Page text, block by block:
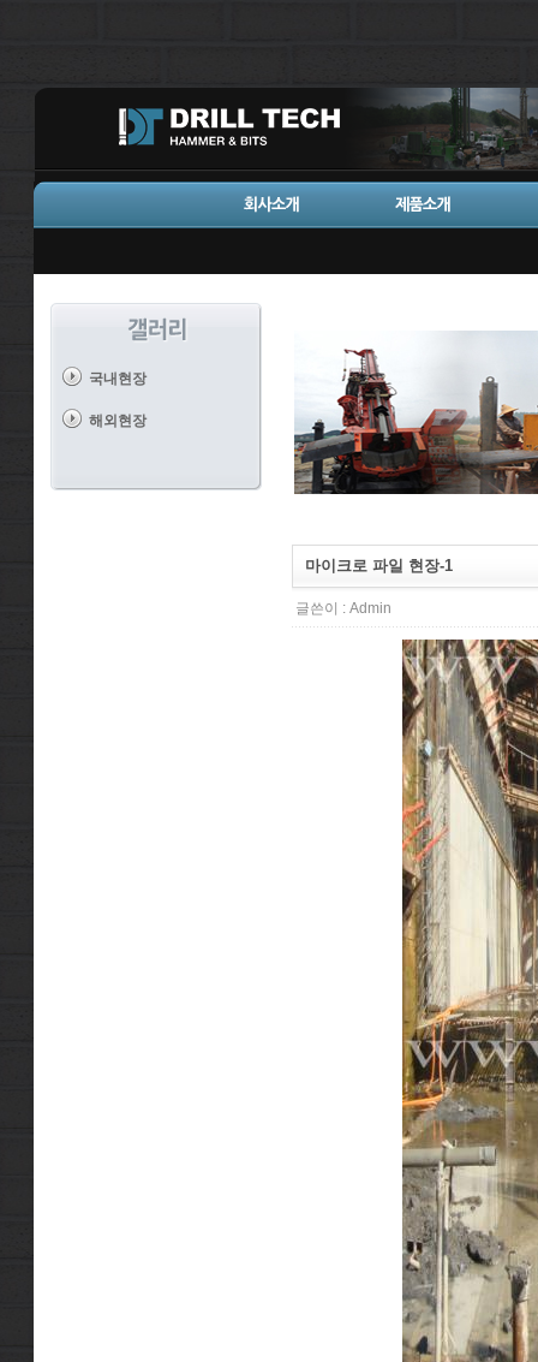
국내현장
해외현장
마이크로 파일 현장-1
글쓴이 : Admin